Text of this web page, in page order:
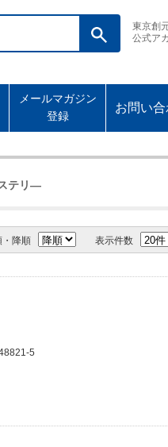
東京創
公式ア
メールマガジン
登録
お問い
テリ―
・降順 表示件数
5